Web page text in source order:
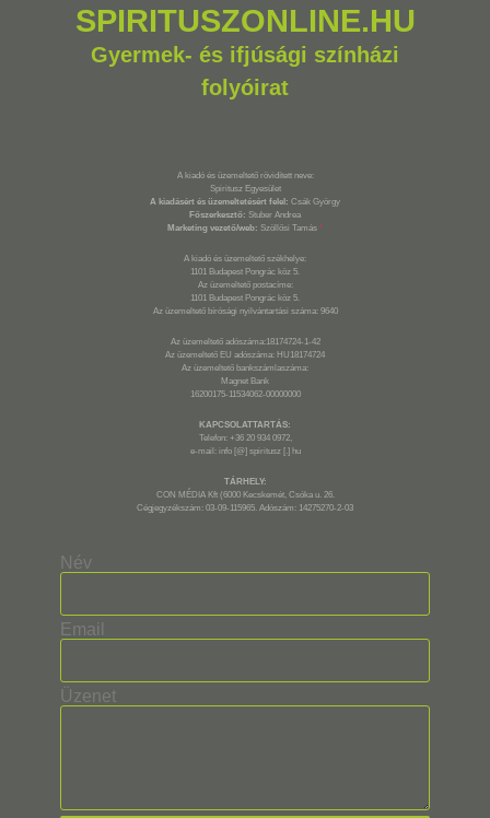
SPIRITUSZONLINE.HU
Gyermek- és ifjúsági színházi
folyóirat
A kiadó és üzemeltető rövidített neve:
Spiritusz Egyesület
A kiadásért és üzemeltetésért felel: Csák György
Főszerkesztő: Stuber Andrea
Marketing vezető/web: Szöllősi Tamás *
A kiadó és üzemeltető székhelye:
1101 Budapest Pongrác köz 5.
Az üzemeltető postacíme:
1101 Budapest Pongrác köz 5.
Az üzemeltető bírósági nyilvántartási száma: 9640
Az üzemeltető adószáma:18174724-1-42
Az üzemeltető EU adószáma: HU18174724
Az üzemeltető bankszámlaszáma:
Magnet Bank
16200175-11534062-00000000
KAPCSOLATTARTÁS:
Telefon: +36 20 934 0972,
e-mail: info [@] spiritusz [.] hu
TÁRHELY:
CON MÉDIA Kft (6000 Kecskemét, Csóka u. 26.
Cégjegyzékszám: 03-09-115965. Adószám: 14275270-2-03
Név
Email
Üzenet